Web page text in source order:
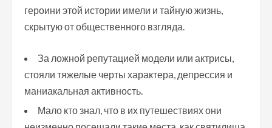
героини этой истории имели и тайную жизнь,
скрытую от общественного взгляда.
За ложной репутацией модели или актрисы,
стояли тяжелые черты характера, депрессия и
маниакальная активность.
Мало кто знал, что в их путешествиях они